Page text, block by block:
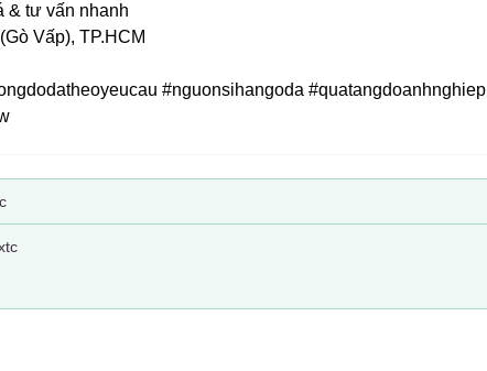
& tư vấn nhanh
Vấp), TP.HCM
#nguonsihangoda #quatangdoanhnghiep